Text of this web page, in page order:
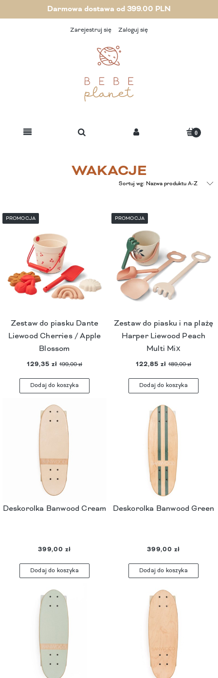
Darmowa dostawa od 399.00 PLN
Zarejestruj się Zaloguj się
WAKACJE
Sortuj wg: Nazwa produktu A-Z
Zestaw do piasku Dante
Liewood Cherries / Apple
Blossom
129,35 zł 199,00 zł
Dodaj do koszyka
PROMOCJA
Zestaw do piasku i na plażę
Harper Liewood Peach
Multi Mix
122,85 zł 189,00 zł
Dodaj do koszyka
PROMOCJA
Deskorolka Banwood Cream
399,00 zł
Dodaj do koszyka
Deskorolka Banwood Green
399,00 zł
Dodaj do koszyka